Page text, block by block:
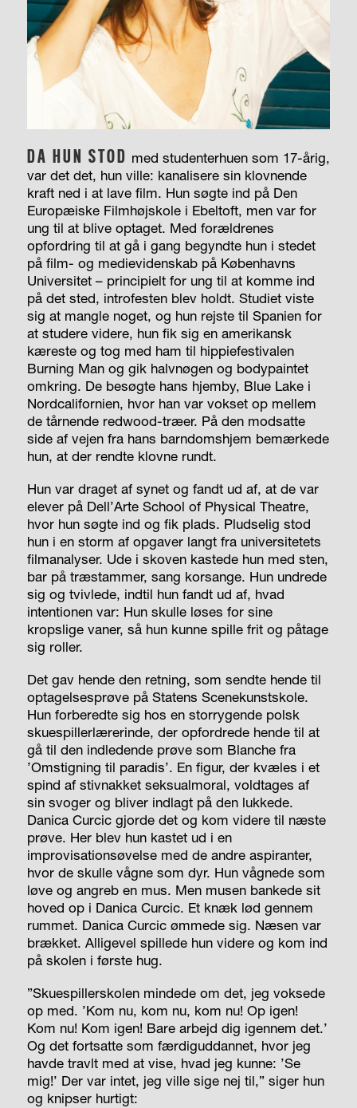
DA HUN STOD med studenterhuen som 17-årig,
var det det, hun ville: kanalisere sin klovnende
kraft ned i at lave film. Hun søgte ind på Den
Europæiske Filmhøjskole i Ebeltoft, men var for
ung til at blive optaget. Med forældrenes
opfordring til at gå i gang begyndte hun i stedet
på film- og medievidenskab på Københavns
Universitet – principielt for ung til at komme ind
på det sted, introfesten blev holdt. Studiet viste
sig at mangle noget, og hun rejste til Spanien for
at studere videre, hun fik sig en amerikansk
kæreste og tog med ham til hippiefestivalen
Burning Man og gik halvnøgen og bodypaintet
omkring. De besøgte hans hjemby, Blue Lake i
Nordcalifornien, hvor han var vokset op mellem
de tårnende redwood-træer. På den modsatte
side af vejen fra hans barndomshjem bemærkede
hun, at der rendte klovne rundt.
Hun var draget af synet og fandt ud af, at de var
elever på Dell’Arte School of Physical Theatre,
hvor hun søgte ind og fik plads. Pludselig stod
hun i en storm af opgaver langt fra universitetets
filmanalyser. Ude i skoven kastede hun med sten,
bar på træstammer, sang korsange. Hun undrede
sig og tvivlede, indtil hun fandt ud af, hvad
intentionen var: Hun skulle løses for sine
kropslige vaner, så hun kunne spille frit og påtage
sig roller.
Det gav hende den retning, som sendte hende til
optagelsesprøve på Statens Scenekunstskole.
Hun forberedte sig hos en storrygende polsk
skuespillerlærerinde, der opfordrede hende til at
gå til den indledende prøve som Blanche fra
’Omstigning til paradis’. En figur, der kvæles i et
spind af stivnakket seksualmoral, voldtages af
sin svoger og bliver indlagt på den lukkede.
Danica Curcic gjorde det og kom videre til næste
prøve. Her blev hun kastet ud i en
improvisationsøvelse med de andre aspiranter,
hvor de skulle vågne som dyr. Hun vågnede som
løve og angreb en mus. Men musen bankede sit
hoved op i Danica Curcic. Et knæk lød gennem
rummet. Danica Curcic ømmede sig. Næsen var
brækket. Alligevel spillede hun videre og kom ind
på skolen i første hug.
”Skuespillerskolen mindede om det, jeg voksede
op med. ’Kom nu, kom nu, kom nu! Op igen!
Kom nu! Kom igen! Bare arbejd dig igennem det.’
Og det fortsatte som færdiguddannet, hvor jeg
havde travlt med at vise, hvad jeg kunne: ’Se
mig!’ Der var intet, jeg ville sige nej til,” siger hun
og knipser hurtigt: